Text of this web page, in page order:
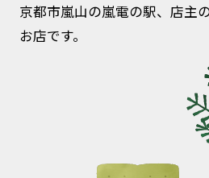
京都市嵐山の嵐電の駅、店主
お店です。